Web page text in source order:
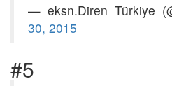
— eksn.Diren Türkiye
30, 2015
#5